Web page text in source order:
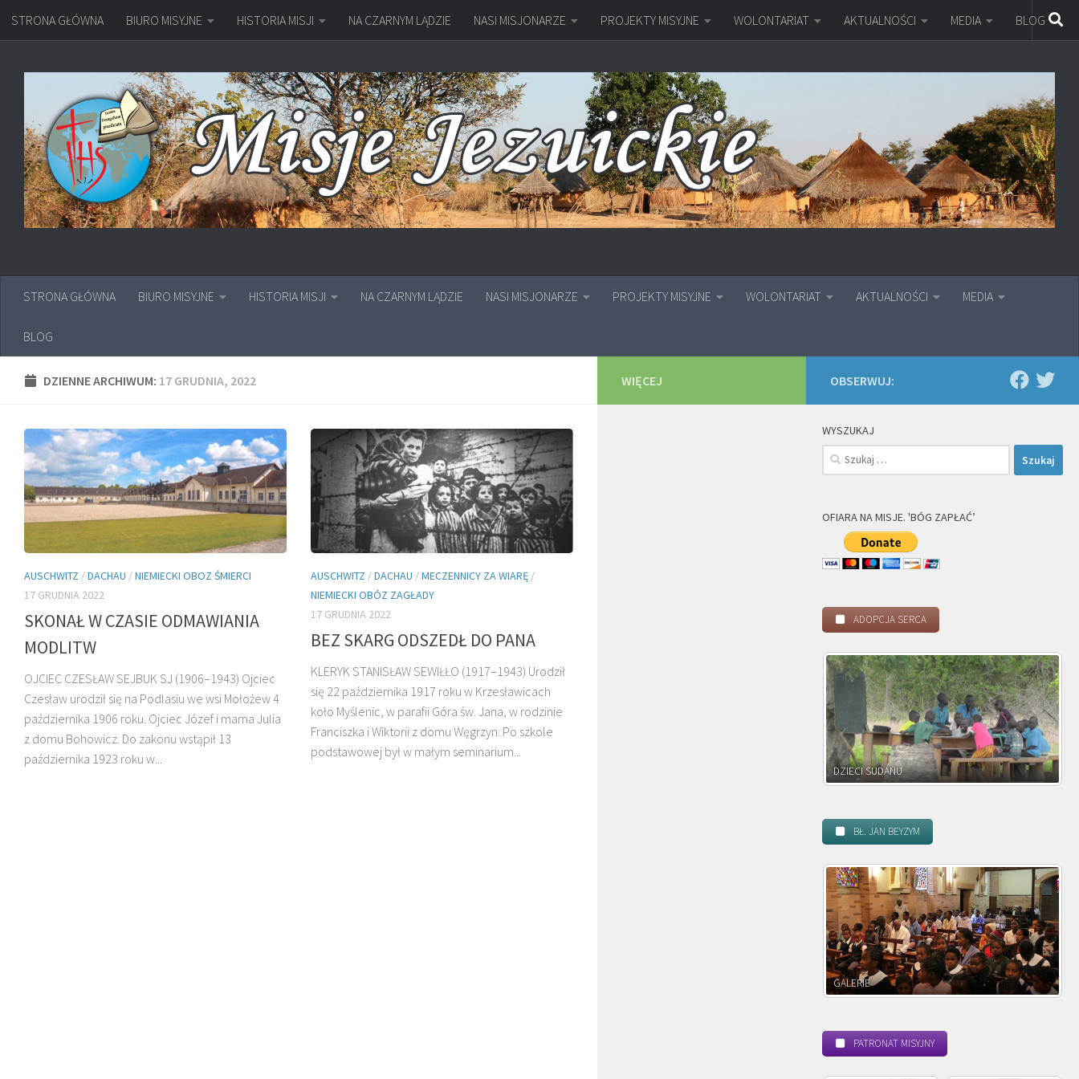
Przejdź do treści
STRONA GŁÓWNA BIURO MISYJNE HISTORIA MISJI NA CZARNYM LĄDZIE NASI MISJONARZE PROJEKTY MISYJNE WOLONTARIAT AKTUALNOŚCI MEDIA BLOG
STRONA GŁÓWNA BIURO MISYJNE HISTORIA MISJI NA CZARNYM LĄDZIE NASI MISJONARZE PROJEKTY MISYJNE WOLONTARIAT AKTUALNOŚCI MEDIA
BLOG
DZIENNE ARCHIWUM: 17 GRUDNIA, 2022
AUSCHWITZ /DACHAU /NIEMIECKI OBOZ ŚMIERCI
17 GRUDNIA 2022
SKONAŁ W CZASIE ODMAWIANIA
MODLITW
OJCIEC CZESŁAW SEJBUK SJ (1906–1943) Ojciec
Czesław urodził się na Podlasiu we wsi Mołożew 4
października 1906 roku. Ojciec Józef i mama Julia
z domu Bohowicz. Do zakonu wstąpił 13
października 1923 roku w...
AUSCHWITZ /DACHAU /MECZENNICY ZA WIARĘ /
NIEMIECKI OBÓZ ZAGŁADY
17 GRUDNIA 2022
BEZ SKARG ODSZEDŁ DO PANA
KLERYK STANISŁAW SEWIŁŁO (1917–1943) Urodził
się 22 października 1917 roku w Krzesławicach
koło Myślenic, w parafii Góra św. Jana, w rodzinie
Franciszka i Wiktorii z domu Węgrzyn. Po szkole
podstawowej był w małym seminarium...
OBSERWUJ:
WYSZUKAJ
Szukaj:
OFIARA NA MISJE. 'BÓG ZAPŁAĆ’
ADOPCJA SERCA
DZIECI ZAMBII
BŁ. JAN BEYZYM
POWOŁANIE MISYJNE
PATRONAT MISYJNY
WIĘCEJ